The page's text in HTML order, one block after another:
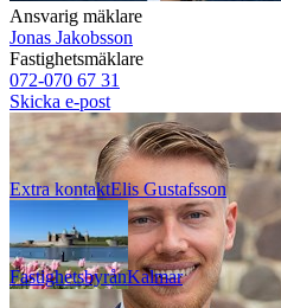
Ansvarig mäklare
Jonas Jakobsson
Fastighetsmäklare
072-070 67 31
Skicka e-post
Extra kontaktElis Gustafsson
FastighetsbyrånKalmar